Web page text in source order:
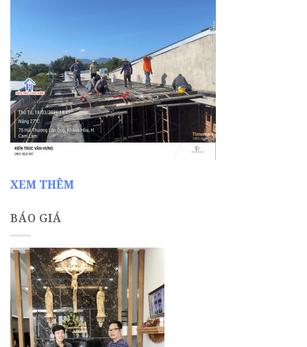
XEM THÊM
BÁO GIÁ